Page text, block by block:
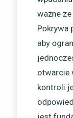
ważne
Pokrywa
aby
otwarcie
kontroli